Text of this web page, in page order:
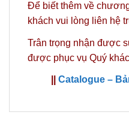
Để biết thêm về
khách vui lòng liên hệ
Trân trọng nhận được
được phục vụ Quý
Catalogue –